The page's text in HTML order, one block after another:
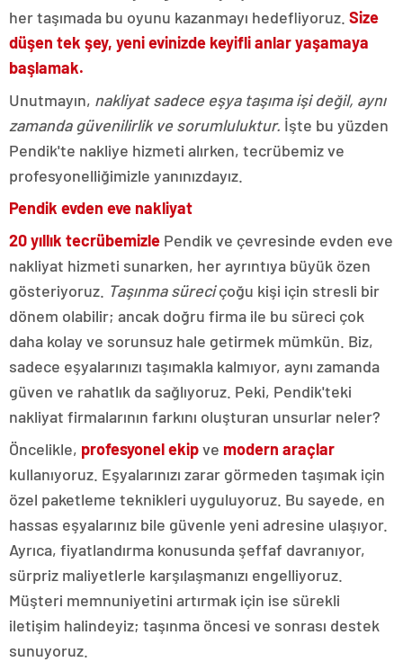
her taşımada bu oyunu kazanmayı hedefliyoruz. Size
düşen tek şey, yeni evinizde keyifli anlar yaşamaya
başlamak.
Unutmayın, nakliyat sadece eşya taşıma işi değil, aynı
zamanda güvenilirlik ve sorumluluktur. İşte bu yüzden
Pendik'te nakliye hizmeti alırken, tecrübemiz ve
profesyonelliğimizle yanınızdayız.
Pendik evden eve nakliyat
20 yıllık tecrübemizle Pendik ve çevresinde evden eve
nakliyat hizmeti sunarken, her ayrıntıya büyük özen
gösteriyoruz. Taşınma süreciçoğu kişi için stresli bir
dönem olabilir; ancak doğru firma ile bu süreci çok
daha kolay ve sorunsuz hale getirmek mümkün. Biz,
sadece eşyalarınızı taşımakla kalmıyor, aynı zamanda
güven ve rahatlık da sağlıyoruz. Peki, Pendik'teki
nakliyat firmalarının farkını oluşturan unsurlar neler?
Öncelikle, profesyonel ekipve modern araçlar
kullanıyoruz. Eşyalarınızı zarar görmeden taşımak için
özel paketleme teknikleri uyguluyoruz. Bu sayede, en
hassas eşyalarınız bile güvenle yeni adresine ulaşıyor.
Ayrıca, fiyatlandırma konusunda şeffaf davranıyor,
sürpriz maliyetlerle karşılaşmanızı engelliyoruz.
Müşteri memnuniyetini artırmak için ise sürekli
iletişim halindeyiz; taşınma öncesi ve sonrası destek
sunuyoruz.